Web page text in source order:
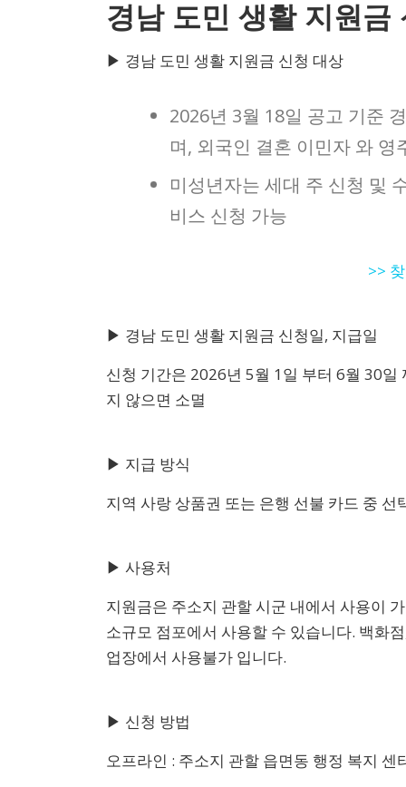
경남 도민 생활 지원금
▶ 경남 도민 생활 지원금 신청 대상
2026년 3월 18일 공고 기준
며, 외국인 결혼 이민자 와 영
미성년자는 세대 주 신청 및
비스 신청 가능
>>
▶ 경남 도민 생활 지원금 신청일, 지급일
신청 기간은 2026년 5월 1일 부터 6월 30
지 않으면 소멸
▶ 지급 방식
지역 사랑 상품권 또는 은행 선불 카드 중 선
▶ 사용처
지원금은 주소지 관할 시군 내에서 사용이
소규모 점포에서 사용할 수 있습니다. 백화
업장에서 사용불가 입니다.
▶ 신청 방법
오프라인 : 주소지 관할 읍면동 행정 복지 센